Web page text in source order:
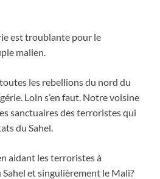
est troublante pour le
malien.
les rebellions du nord du
Loin s’en faut. Notre voisine
sanctuaires des terroristes qui
du Sahel.
aidant les terroristes à
et singulièrement le Mali?